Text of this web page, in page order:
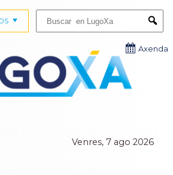
Venres, 7 ago 2026
Axenda